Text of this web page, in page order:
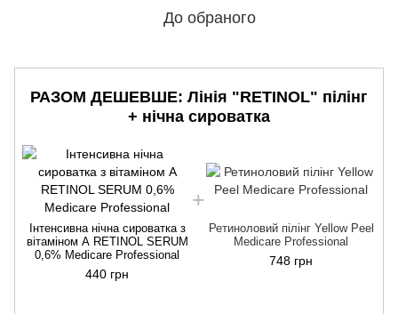
До обраного
РАЗОМ ДЕШЕВШЕ: Лінія "RETINOL" пілінг
+ нічна сироватка
Інтенсивна нічна сироватка з
вітаміном А RETINOL SERUM
0,6% Medicare Professional
440 грн
Ретиноловий пілінг Yellow Peel
Medicare Professional
748 грн